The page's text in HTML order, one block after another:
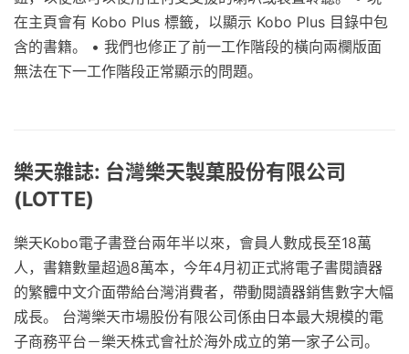
在主頁會有 Kobo Plus 標籤，以顯示 Kobo Plus 目錄中包
含的書籍。 • 我們也修正了前一工作階段的橫向兩欄版面
無法在下一工作階段正常顯示的問題。
樂天雜誌: 台灣樂天製菓股份有限公司
(LOTTE)
樂天Kobo電子書登台兩年半以來，會員人數成長至18萬
人，書籍數量超過8萬本，今年4月初正式將電子書閱讀器
的繁體中文介面帶給台灣消費者，帶動閱讀器銷售數字大幅
成長。 台灣樂天市場股份有限公司係由日本最大規模的電
子商務平台－樂天株式會社於海外成立的第一家子公司。